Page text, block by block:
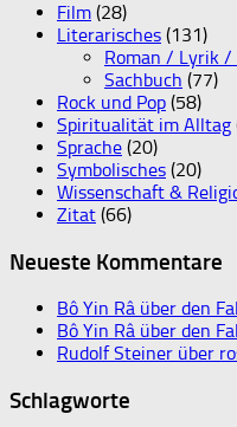
Film (28)
Literarisches (131)
Roman / Lyrik /
Sachbuch (77)
Rock und Pop (58)
Spiritualität im Alltag
Sprache (20)
Symbolisches (20)
Wissenschaft &
Zitat (66)
Neueste Kommentare
Bô Yin Râ über den
Bô Yin Râ über den
Rudolf Steiner über
Schlagworte